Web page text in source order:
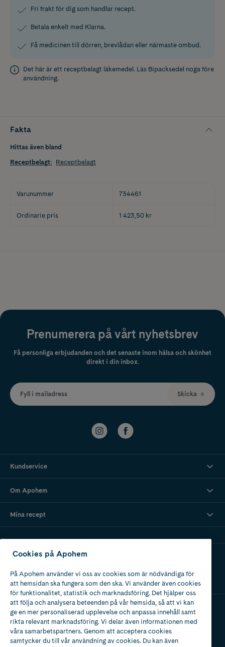
Fri frakt för dig som handlar recept.
Betala enkelt med Klarna.
Få medicinen till dörren, brevlådan eller närmaste ombud.
Det här är ett receptbelagt läkemedel. Läs Bipacksedel noga före
användning.
Fakta
Hittas även bland
Receptbelagt: Receptbelagt
Varunummer 734461
Ordinarie pris 1 423,50 kr
Prenumerera på vårt nyhetsbrev
Få personliga erbjudanden och det senaste inom hälsa och skönhet
direkt i din inbox.
Fyll i mailadress Skicka
Kundservice
Om Apohem
Mina recept
Ladda ner vår app
Apotek med tillstånd
av Läkemedelsverket
Cookies på Apohem
På Apohem använder vi oss av cookies som är nödvändiga för
att hemsidan ska fungera som den ska. Vi använder även cookies
för funktionalitet, statistik och marknadsföring. Det hjälper oss
att följa och analysera beteenden på vår hemsida, så att vi kan
ge en mer personaliserad upplevelse och anpassa innehåll samt
rikta relevant marknadsföring. Vi delar även informationen med
våra samarbetspartners. Genom att acceptera cookies
samtycker du till vår användning av cookies. Du kan även